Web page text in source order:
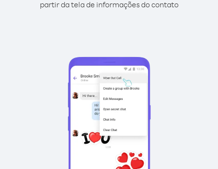
partir da tela de informações do contato